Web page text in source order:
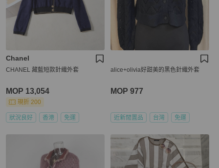
Chanel
CHANEL 藏藍短款針織外套
MOP 13,054
現折 200
狀況良好 香港 免運
alice+olivia好甜美的黑色針織外套
MOP 977
近新閒置品 台灣 免運